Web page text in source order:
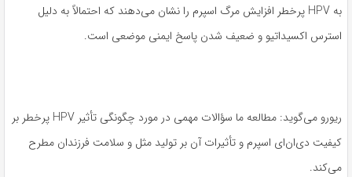
به HPV پرخطر افزایش مرگ اسپرم را نشان می‌دهند که احتمالاً به دلیل
استرس اکسیداتیو و ضعیف شدن پاسخ ایمنی موضعی است.
ریورو می‌گوید: مطالعه ما سؤالات مهمی در مورد چگونگی تأثیر HPV پرخطر بر
کیفیت دی‌ان‌ای اسپرم و تأثیرات آن بر تولید مثل و سلامت فرزندان مطرح
می‌کند.